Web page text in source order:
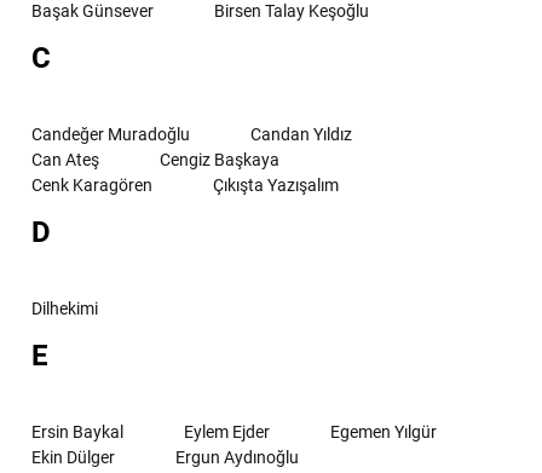
Başak Günsever
Birsen Talay Keşoğlu
C
Candeğer Muradoğlu
Candan Yıldız
Can Ateş
Cengiz Başkaya
Cenk Karagören
Çıkışta Yazışalım
D
Dilhekimi
E
Ersin Baykal Eylem Ejder
Egemen Yılgür
Ekin Dülger
Ergun Aydınoğlu